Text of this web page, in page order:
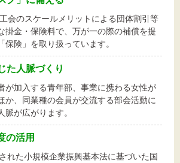
会のスケールメリットによる団体割引等
掛金・保険料で、万が一の際の補償を提
保険」を取り扱っています。
た人脈づくり
が加入する青年部、事業に携わる女性が
か、同業種の会員が交流する部会活動に
が広がります。
の活用
れた小規模企業振興基本法に基づいた国